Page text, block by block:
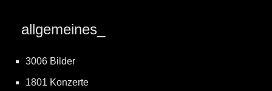
allgemeines_
3006 Bilder
1801 Konzerte